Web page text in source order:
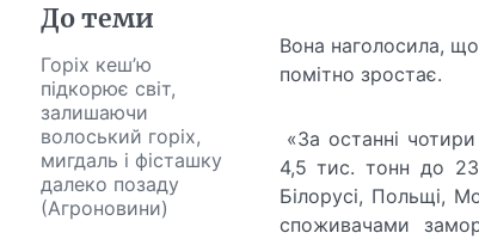
До теми
Горіх кеш’ю
підкорює світ,
залишаючи
волоський горіх,
мигдаль і фісташку
далеко позаду
(Агроновини)
Вона наголосила,
помітно зростає.
«За останні
4,5 тис. тонн до
Білорусі, Польщі,
споживачами